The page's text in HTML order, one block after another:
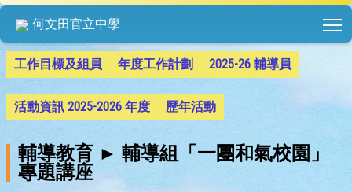
何文田官立中學
工作目標及組員 年度工作計劃 2025-26 輔導員
活動資訊 2025-2026 年度 歷年活動
輔導教育 ► 輔導組「一團和氣校園」
專題講座